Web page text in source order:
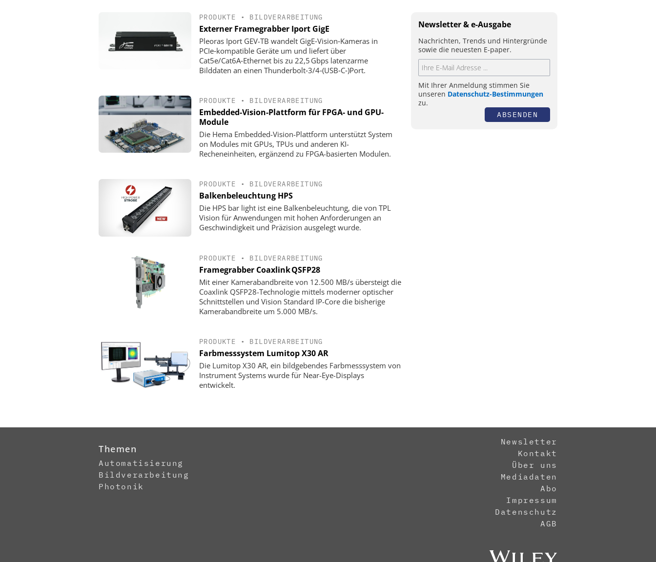
PRODUKTE • BILDVERARBEITUNG
Externer Framegrabber Iport GigE
Pleoras Iport GEV-TB wandelt GigE‑Vision‑Kameras in
PCIe‑kompatible Geräte um und liefert über
Cat5e/Cat6A‑Ethernet bis zu 22,5 Gbps latenzarme
Bilddaten an einen Thunderbolt‑3/4‑(USB‑C‑)Port.
PRODUKTE • BILDVERARBEITUNG
Embedded-Vision-Plattform für FPGA- und GPU-
Module
Die Hema Embedded-Vision-Plattform unterstützt System
on Modules mit GPUs, TPUs und anderen KI-
Recheneinheiten, ergänzend zu FPGA-basierten Modulen.
PRODUKTE • BILDVERARBEITUNG
Balkenbeleuchtung HPS
Die HPS bar light ist eine Balkenbeleuchtung, die von TPL
Vision für Anwendungen mit hohen Anforderungen an
Geschwindigkeit und Präzision ausgelegt wurde.
PRODUKTE • BILDVERARBEITUNG
Framegrabber Coaxlink QSFP28
Mit einer Kamerabandbreite von 12.500 MB/s übersteigt die
Coaxlink QSFP28-Technologie mittels moderner optischer
Schnittstellen und Vision Standard IP-Core die bisherige
Kamerabandbreite um 5.000 MB/s.
PRODUKTE • BILDVERARBEITUNG
Farbmesssystem Lumitop X30 AR
Die Lumitop X30 AR, ein bildgebendes Farbmesssystem von
Instrument Systems wurde für Near-Eye-Displays
entwickelt.
Newsletter & e-Ausgabe
Nachrichten, Trends und Hintergründe
sowie die neuesten E-paper.
Mit Ihrer Anmeldung stimmen Sie
unseren Datenschutz-Bestimmungen
zu.
ABSENDEN
Themen
Automatisierung
Bildverarbeitung
Photonik
Newsletter
Kontakt
Über uns
Mediadaten
Abo
Impressum
Datenschutz
AGB